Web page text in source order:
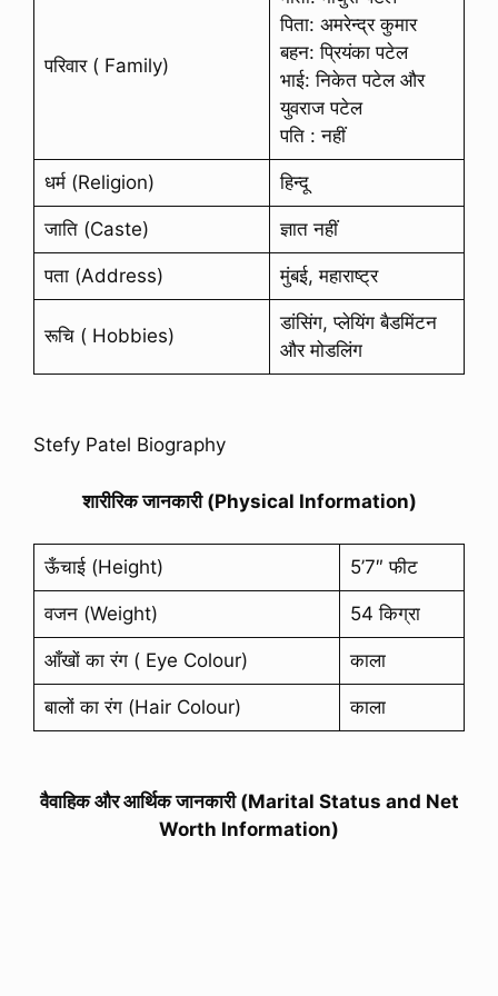
परिवार ( Family)
पिता: अमरेन्द्र कुमार
बहन: प्रियंका पटेल
भाई: निकेत पटेल और
युवराज पटेल
पति : नहीं
धर्म (Religion) हिन्दू
जाति (Caste) ज्ञात नहीं
पता (Address) मुंबई, महाराष्ट्र
रूचि ( Hobbies)
डांसिंग, प्लेयिंग बैडमिंटन
और मोडलिंग
Stefy Patel Biography
शारीरिक जानकारी (Physical Information)
ऊँचाई (Height) 5’7″ फीट
वजन (Weight) 54 किग्रा
आँखों का रंग ( Eye Colour) काला
बालों का रंग (Hair Colour) काला
वैवाहिक और आर्थिक जानकारी (Marital Status and Net
Worth Information)